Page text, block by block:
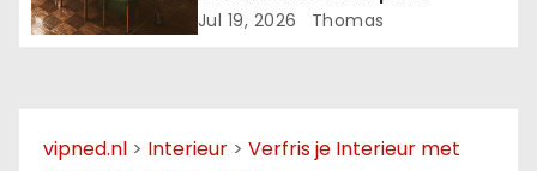
Jul 19, 2026 Thomas
vipned.nl > Interieur > Verfris je Interieur met